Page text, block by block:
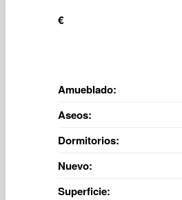
€
Amueblado:
Aseos:
Dormitorios:
Nuevo:
Superficie: